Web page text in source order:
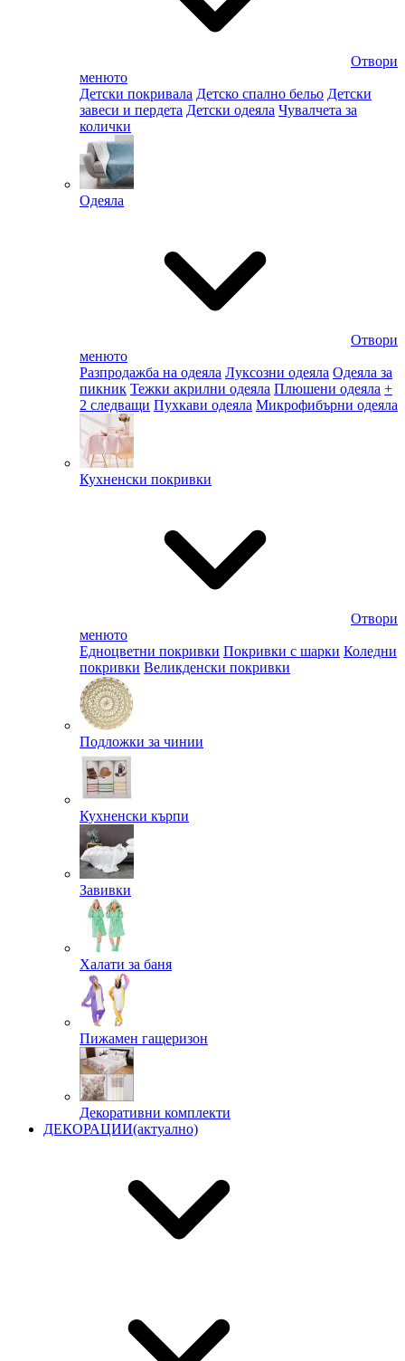
Отвори
менюто
Детски покривала Детско спално бельо Детски
завеси и пердета Детски одеяла Чувалчета за
колички
Одеяла
Отвори
менюто
Разпродажба на одеяла Луксозни одеяла Одеяла за
пикник Тежки акрилни одеяла Плюшени одеяла +
2 следващи Пухкави одеяла Микрофибърни одеяла
Кухненски покривки
Отвори
менюто
Едноцветни покривки Покривки с шарки Коледни
покривки Великденски покривки
Подложки за чинии
Кухненски кърпи
Завивки
Халати за баня
Пижамен гащеризон
Декоративни комплекти
ДЕКОРАЦИИ(актуално)